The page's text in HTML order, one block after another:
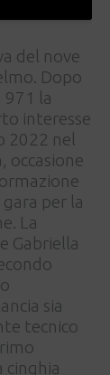
del nove
Dopo
971 la
interesse
2022 nel
occasione
per la
La
Gabriella
sia
tecnico
cinghia